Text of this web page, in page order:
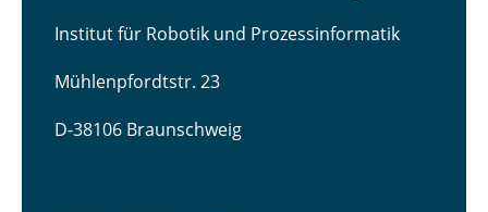
Institut für Robotik und Prozessinformatik
Mühlenpfordtstr. 23
D-38106 Braunschweig